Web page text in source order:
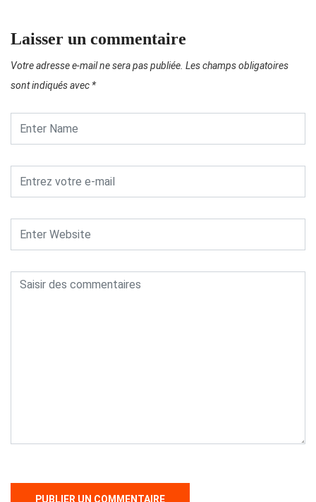
Laisser un commentaire
Votre adresse e-mail ne sera pas publiée. Les champs obligatoires
sont indiqués avec *